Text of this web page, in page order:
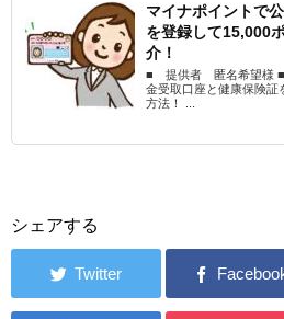
マイナポイントで
を登録して15,000
介！
■ 提供者 匿名希望様 ■
金受取口座と健康保険証
方法！ ...
シェアする